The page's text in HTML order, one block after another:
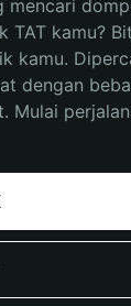
mencari
TAT kamu?
kamu.
dengan
Mulai